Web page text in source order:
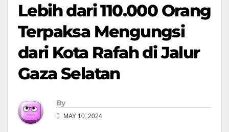
Lebih dari 110.000 Orang
Terpaksa Mengungsi
dari Kota Rafah di Jalur
Gaza Selatan
By
MAY 10, 2024